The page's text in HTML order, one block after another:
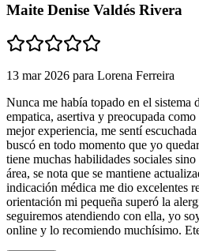
Maite Denise Valdés Rivera
13 mar 2026 para Lorena Ferreira
Nunca me había topado en el sistema
empatica, asertiva y preocupada
mejor experiencia, me sentí
buscó en todo momento que yo
tiene muchas habilidades sociales sino
área, se nota que se mantiene
indicación médica me dio excelentes
orientación mi pequeña superó la
seguiremos atendiendo con ella, yo
online y lo recomiendo muchísimo.